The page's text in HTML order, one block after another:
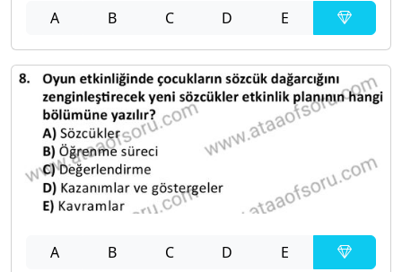
A B C D E
A B C D E